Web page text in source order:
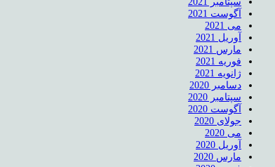
آگوست 2021
می 2021
آوریل 2021
مارس 2021
فوریه 2021
ژانویه 2021
دسامبر 2020
سپتامبر 2020
آگوست 2020
جولای 2020
می 2020
آوریل 2020
مارس 2020